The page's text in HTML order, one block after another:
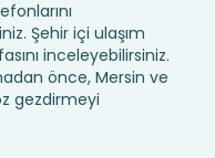
Şehir içi ulaşım
inceleyebilirsiniz.
önce, Mersin ve
gezdirmeyi